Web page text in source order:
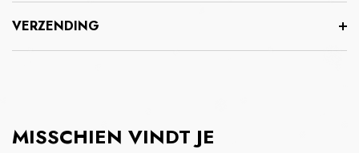
VERZENDING
MISSCHIEN VINDT JE